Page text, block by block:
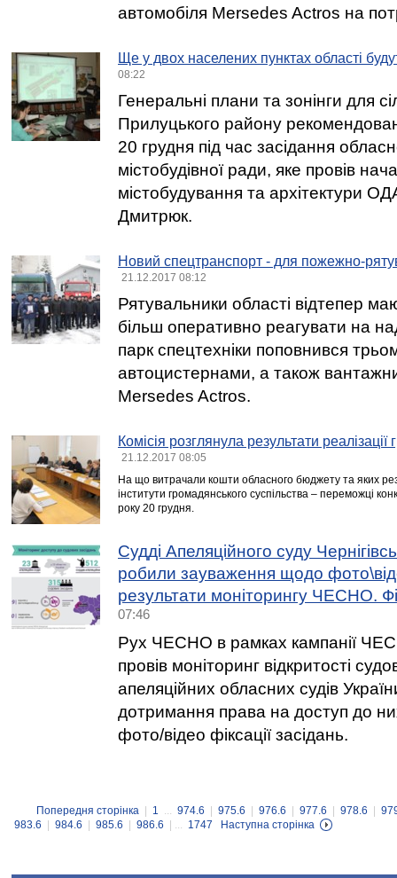
автомобіля Mersedes Actros на
Ще у двох населених пунктах області
08:22
Генеральні плани та зонінги для
Прилуцького району
20 грудня під час засідання
містобудівної ради, яке провів
містобудування та архітектури
Дмитрюк.
Новий спецтранспорт - для пожежно-
21.12.2017 08:12
Рятувальники області відтепер
більш оперативно реагувати на
парк спецтехніки поповнився
автоцистернами, а також
Mersedes Actros.
Комісія розглянула результати
21.12.2017 08:05
На що витрачали кошти обласного бюджету та яких
інститути громадянського суспільства – переможці
року 20 грудня.
Судді Апеляційного суду
робили зауваження щодо
результати моніторингу ЧЕСНО.
07:46
Рух ЧЕСНО в рамках кампанії
провів моніторинг відкритості
апеляційних обласних судів
дотримання права на доступ до
фото/відео фіксації засідань.
Попередня сторінка 1 ... 974.6 975.6 976.6 977.6 978.6
983.6
984.6 985.6 986.6 | ... 1747 Наступна сторінка